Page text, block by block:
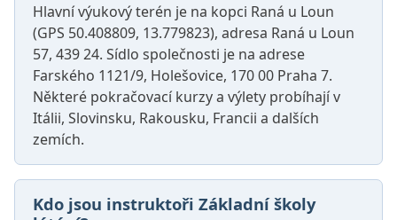
Hlavní výukový terén je na kopci Raná u Loun
(GPS 50.408809, 13.779823), adresa Raná u Loun
57, 439 24. Sídlo společnosti je na adrese
Farského 1121/9, Holešovice, 170 00 Praha 7.
Některé pokračovací kurzy a výlety probíhají v
Itálii, Slovinsku, Rakousku, Francii a dalších
zemích.
Kdo jsou instruktoři Základní školy